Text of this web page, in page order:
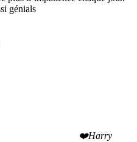
génials
❤️Harry